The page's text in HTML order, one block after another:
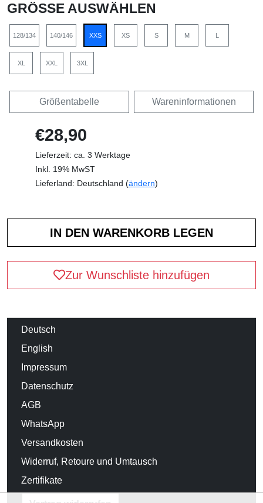
GRÖSSE AUSWÄHLEN
128/134 140/146 XXS XS S M L
XL XXL 3XL
Größentabelle Wareninformationen
€28,90
Lieferzeit: ca. 3 Werktage
Inkl. 19% MwST
Lieferland: Deutschland (ändern)
Zur Wunschliste hinzufügen
Deutsch
English
Impressum
Datenschutz
AGB
WhatsApp
Versandkosten
Widerruf, Retoure und Umtausch
Zertifikate